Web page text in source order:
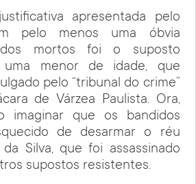
apresentada pelo
pelo menos uma óbvia
mortos foi o suposto
menor de idade, que
pelo “tribunal do crime”
de Várzea Paulista. Ora,
imaginar que os bandidos
de desarmar o réu
Silva, que foi assassinado
supostos resistentes.